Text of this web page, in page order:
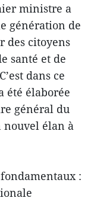
ministre a
génération de
des citoyens
santé et de
dans ce
été élaborée
général du
nouvel élan à
: